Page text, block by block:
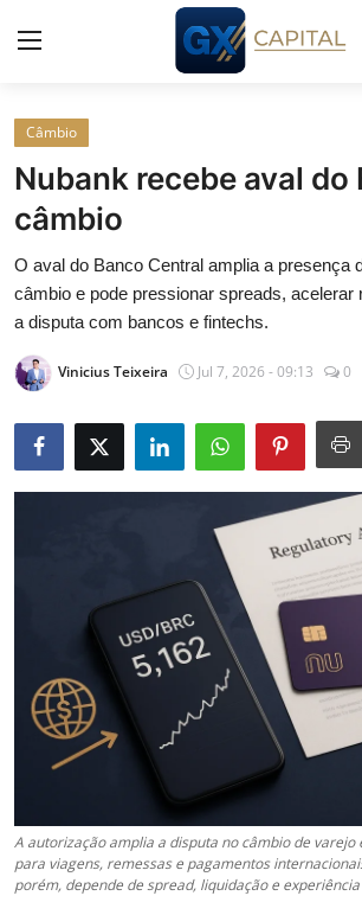
Entrar
Início
Cursos
Simuladores
Wealth
Histórias
Contato
Crédito Empresarial
Newsletter
Radar Econômico
GX explica
Investimentos
Câmbio
Nubank recebe aval do
câmbio
O aval do Banco Central amplia a presença
câmbio e pode pressionar spreads, acelerar
a disputa com bancos e fintechs.
Vinicius Teixeira Jul 7, 2026 - 09:13 0
A autorização amplia a disputa no câmbio de
para viagens, remessas e pagamentos
porém, depende de spread, liquidação e